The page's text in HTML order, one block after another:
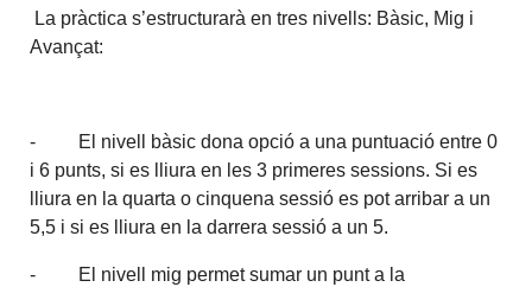
La pràctica s’estructurarà en tres nivells: Bàsic, Mig i
Avançat:
- El nivell bàsic dona opció a una puntuació entre 0
i 6 punts, si es lliura en les 3 primeres sessions. Si es
lliura en la quarta o cinquena sessió es pot arribar a un
5,5 i si es lliura en la darrera sessió a un 5.
- El nivell mig permet sumar un punt a la